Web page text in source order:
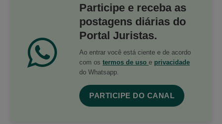
Participe e receba as
postagens diárias do
Portal Juristas.
Ao entrar você está ciente e de acordo
com os termos de uso e privacidade
do Whatsapp.
PARTICIPE DO CANAL